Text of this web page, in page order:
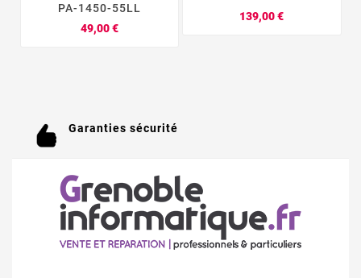
PA-1450-55LL
49,00 €Prix
139,00 €Prix
Garanties sécurité